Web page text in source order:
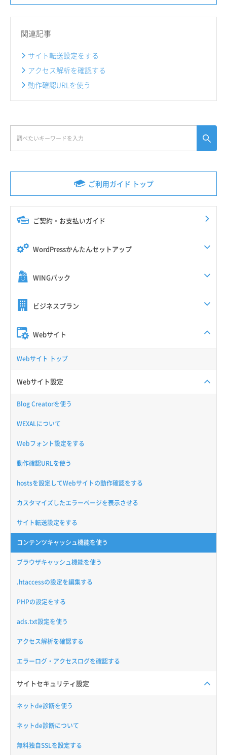
ご利用ガイド トップ
ご契約・お支払いガイド
WordPressかんたんセットアップ
WINGパック
ビジネスプラン
Webサイト
Webサイト トップ
Webサイト設定
Blog Creatorを使う
WEXALについて
Webフォント設定をする
動作確認URLを使う
hostsを設定してWebサイトの動作確認をする
カスタマイズしたエラーページを表示させる
サイト転送設定をする
コンテンツキャッシュ機能を使う
ブラウザキャッシュ機能を使う
.htaccessの設定を編集する
PHPの設定をする
ads.txt設定を使う
アクセス解析を確認する
エラーログ・アクセスログを確認する
サイトセキュリティ設定
ネットde診断を使う
ネットde診断について
無料独自SSLを設定する
関連記事
サイト転送設定をする
アクセス解析を確認する
動作確認URLを使う